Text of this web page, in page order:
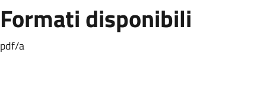
Formati disponibili
pdf/a